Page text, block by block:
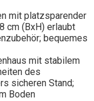
mit platzsparender
cm (BxH) erlaubt
bequemes
mit stabilem
des
sicheren Stand;
Boden